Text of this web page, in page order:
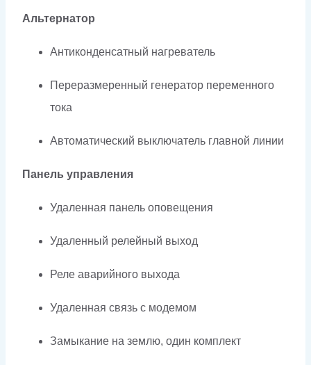
Альтернатор
Антиконденсатный нагреватель
Переразмеренный генератор переменного
тока
Автоматический выключатель главной линии
Панель управления
Удаленная панель оповещения
Удаленный релейный выход
Реле аварийного выхода
Удаленная связь с модемом
Замыкание на землю, один комплект